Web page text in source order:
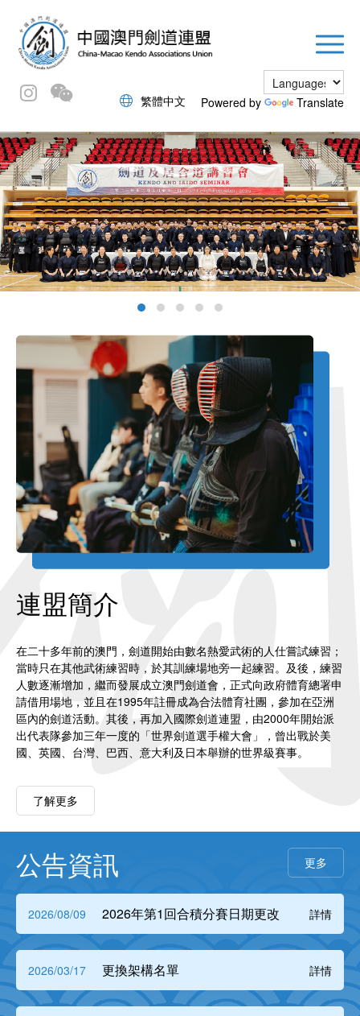
繁體中文 Powered by Translate
連盟簡介
在二十多年前的澳門，劍道開始由數名熱愛武術的人仕嘗試練習；
當時只在其他武術練習時，於其訓練場地旁一起練習。及後，練習
人數逐漸增加，繼而發展成立澳門劍道會，正式向政府體育總署申
請借用場地，並且在1995年註冊成為合法體育社團，參加在亞洲
區內的劍道活動。其後，再加入國際劍道連盟，由2000年開始派
出代表隊參加三年一度的「世界劍道選手權大會」，曾出戰於美
國、英國、台灣、巴西、意大利及日本舉辦的世界級賽事。
了解更多
公告資訊 更多
2026/08/09 2026年第1回合積分賽日期更改 詳情
2026/03/17 更換架構名單 詳情